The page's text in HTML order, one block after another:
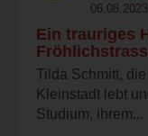
Ein trauriges
Tilda Schmitt,
Kleinstadt lebt
Studium, ihrem...